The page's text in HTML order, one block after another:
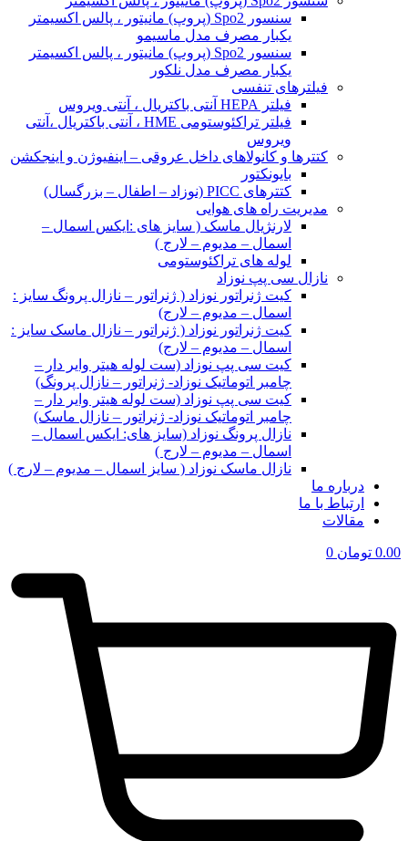
سنسور Spo2 (پروپ) مانیتور ، پالس اکسیمتر
یکبار مصرف مدل ماسیمو
سنسور Spo2 (پروپ) مانیتور ، پالس اکسیمتر
یکبار مصرف مدل نلکور
فیلترهای تنفسی
فیلتر HEPA آنتی باکتریال ، آنتی ویروس
فیلتر تراکئوستومی HME ، آنتی باکتریال ،آنتی
ویروس
کتترها و کانولاهای داخل عروقی – اینفیوژن و اینجکشن
بایونکتور
کتترهای PICC (نوزاد – اطفال – بزرگسال)
مدیریت راه های هوایی
لارنژیال ماسک ( سایز های :ایکس اسمال –
اسمال – مدیوم – لارج )
لوله های تراکئوستومی
نازال سی پپ نوزاد
کیت ژنراتور نوزاد ( ژنراتور – نازال پرونگ سایز :
اسمال – مدیوم – لارج)
کیت ژنراتور نوزاد ( ژنراتور – نازال ماسک سایز :
اسمال – مدیوم – لارج)
کیت سی پپ نوزاد (ست لوله هیتر وایر دار –
چامبر اتوماتیک نوزاد- ژنراتور – نازال پرونگ)
کیت سی پپ نوزاد (ست لوله هیتر وایر دار –
چامبر اتوماتیک نوزاد- ژنراتور – نازال ماسک)
نازال پرونگ نوزاد (سایز های: ایکس اسمال –
اسمال – مدیوم – لارج )
نازال ماسک نوزاد ( سایز اسمال – مدیوم – لارج )
درباره ما
ارتباط با ما
مقالات
0.00 تومان 0